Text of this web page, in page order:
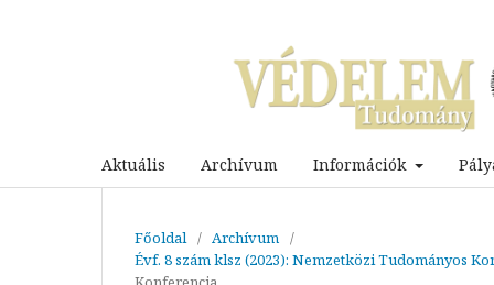
Aktuális Archívum Információk
Főoldal / Archívum /
Évf. 8 szám klsz (2023): Nemzetközi Tudományos